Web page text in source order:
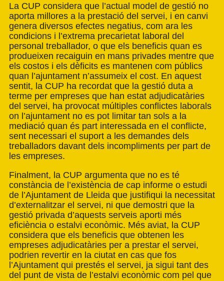
La CUP considera que l’actual model de gestió no
aporta millores a la prestació del servei, i en canvi
genera diversos efectes negatius, com ara les
condicions i l’extrema precarietat laboral del
personal treballador, o que els beneficis quan es
produeixen recaiguin en mans privades mentre que
els costos i els dèficits es mantenen com públics
quan l’ajuntament n’assumeix el cost. En aquest
sentit, la CUP ha recordat que la gestió duta a
terme per empreses que han estat adjudicatàries
del servei, ha provocat múltiples conflictes laborals
on l’ajuntament no es pot limitar tan sols a la
mediació quan és part interessada en el conflicte,
sent necessari el suport a les demandes dels
treballadors davant dels incompliments per part de
les empreses.
Finalment, la CUP argumenta que no es té
constància de l’existència de cap informe o estudi
de l’Ajuntament de Lleida que justifiqui la necessitat
d’externalitzar el servei, ni que demostri que la
gestió privada d’aquests serveis aporti més
eficiència o estalvi econòmic. Més aviat, la CUP
considera que els beneficis que obtenen les
empreses adjudicatàries per a prestar el servei,
podrien revertir en la ciutat en cas que fos
l’Ajuntament qui prestés el servei, ja sigui tant des
del punt de vista de l’estalvi econòmic com pel que